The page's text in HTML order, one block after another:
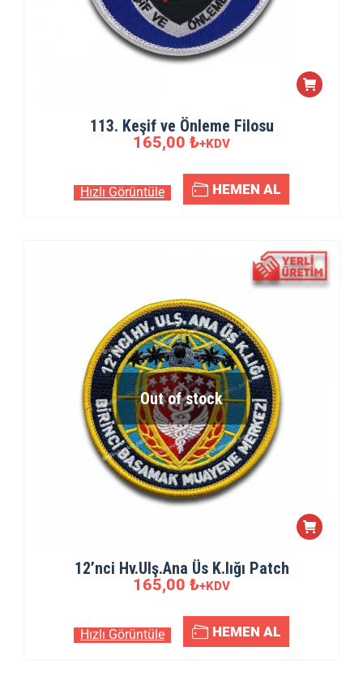
113. Keşif ve Önleme Filosu
165,00 ₺+KDV
Hızlı Görüntüle HEMEN AL
Out of stock
12’nci Hv.Ulş.Ana Üs K.lığı Patch
165,00 ₺+KDV
Hızlı Görüntüle HEMEN AL